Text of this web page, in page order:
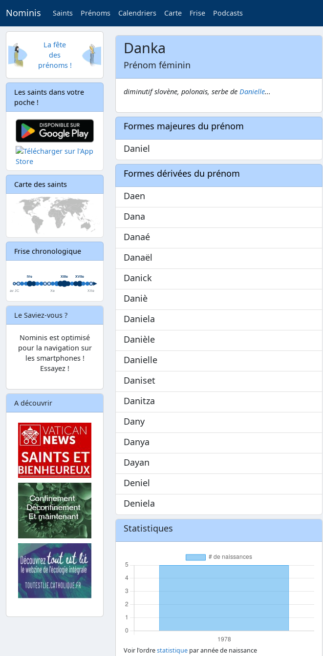
Nominis Saints Prénoms Calendriers Carte Frise Podcasts
La fête
des
prénoms !
Les saints dans votre
poche !
Carte des saints
Frise chronologique
Le Saviez-vous ?
Nominis est optimisé
pour la navigation sur
les smartphones !
Essayez !
A découvrir
Danka
Prénom féminin
diminutif slovène, polonais, serbe de Danielle...
Formes majeures du prénom
Daniel
Formes dérivées du prénom
Daen
Dana
Danaé
Danaël
Danick
Daniè
Daniela
Danièle
Danielle
Daniset
Danitza
Dany
Danya
Dayan
Deniel
Deniela
Statistiques
Voir l'ordrestatistique par année de naissance